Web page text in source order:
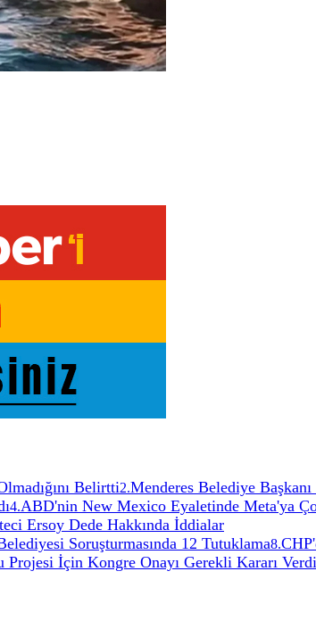
Belirtti2.Menderes Belediye
4.ABD'nin New Mexico Eyaletinde Meta'ya
Ersoy Dede Hakkında İddialar
Soruşturmasında 12 Tutuklama8.
İçin Kongre Onayı Gerekli Kararı Verdi